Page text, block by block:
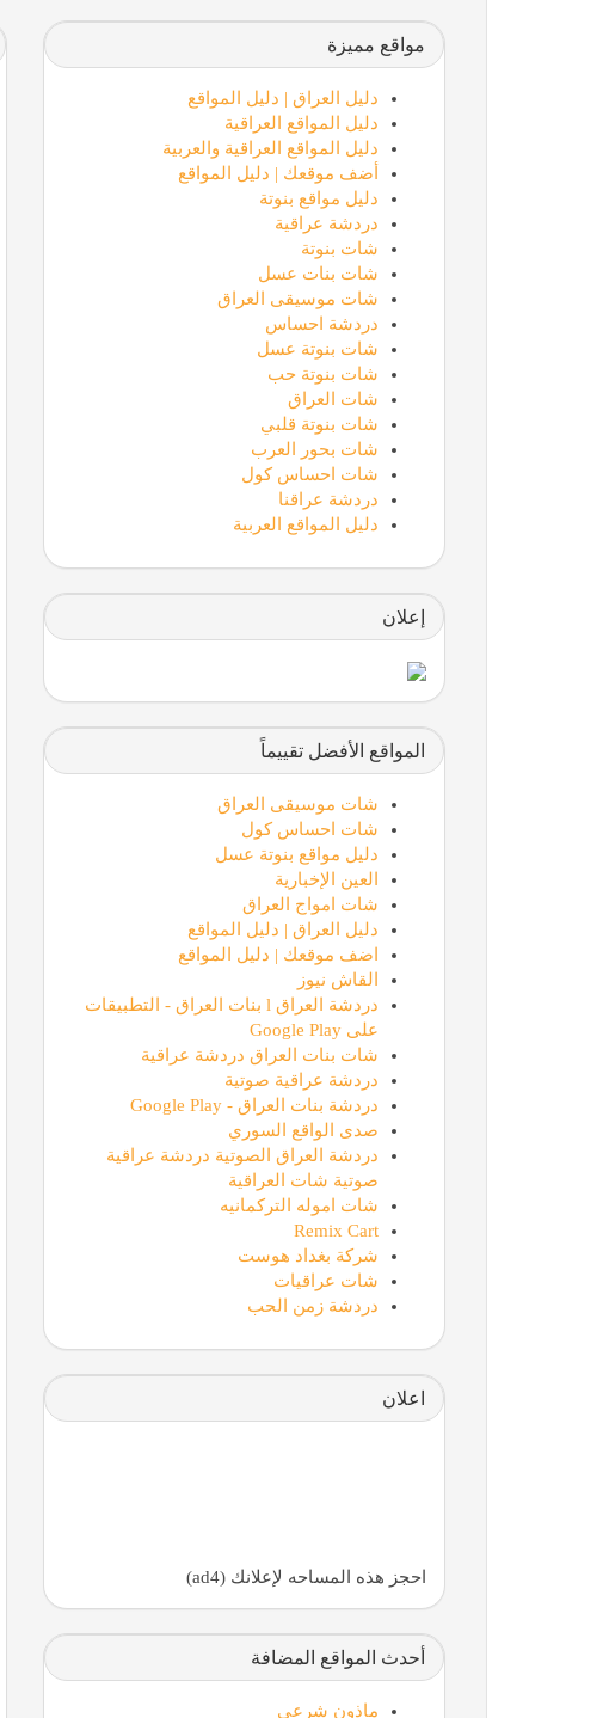
مواقع مميزة
دليل العراق | دليل المواقع
دليل المواقع العراقية
دليل المواقع العراقية والعربية
أضف موقعك | دليل المواقع
دليل مواقع بنوتة
دردشة عراقية
شات بنوتة
شات بنات عسل
شات موسيقى العراق
دردشة احساس
شات بنوتة عسل
شات بنوتة حب
شات العراق
شات بنوتة قلبي
شات بحور العرب
شات احساس كول
دردشة عراقنا
دليل المواقع العربية
إعلان
المواقع الأفضل تقييماً
شات موسيقى العراق
شات احساس كول
دليل مواقع بنوتة عسل
العين الإخبارية
شات امواج العراق
دليل العراق | دليل المواقع
اضف موقعك | دليل المواقع
القاش نيوز
دردشة العراق l بنات العراق - التطبيقات
على Google Play
شات بنات العراق دردشة عراقية
دردشة عراقية صوتية
دردشة بنات العراق - Google Play
صدى الواقع السوري
دردشة العراق الصوتية دردشة عراقية
صوتية شات العراقية
شات اموله التركمانيه
Remix Cart
شركة بغداد هوست
شات عراقيات
دردشة زمن الحب
اعلان
احجز هذه المساحه لإعلانك (ad4)
أحدث المواقع المضافة
ماذون شرعي